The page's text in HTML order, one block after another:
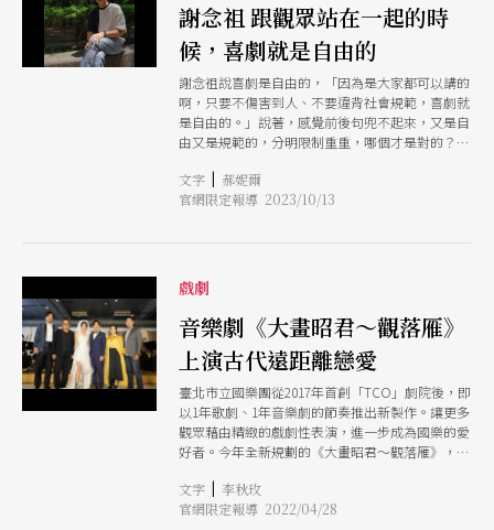
謝念祖 跟觀眾站在一起的時
候，喜劇就是自由的
謝念祖說喜劇是自由的，「因為是大家都可以講的
啊，只要不傷害到人、不要違背社會規範，喜劇就
是自由的。」說著，感覺前後句兜不起來，又是自
由又是規範的，分明限制重重，哪個才是對的？
非「容易」，喜劇和自由一樣，都不是件容易的事
情。他畢竟不是為了容易才做戲的，純粹就是喜歡
鍋》時，他的異質性就顯得更高了，創作思維開始
分成兩類：電視上的笑點以及劇場裡的幽默。總而
言之，其作品橫豎都得是好笑的，無論螢幕前或者
是劇場裡皆然，也必須如此他天生喜歡看大夥兒笑
成一片的樣子。 「我是國立藝術學院第8屆的，記
導演，只好展開徵選，要我們各自導一齣短劇呈
現。那時候我導了經典喜劇《誰在一壘》，大家看
了都好開心。不過，有個老師就問：『你一路走來
都做喜劇，這樣好嗎？』」謝念祖回憶大學的這段
往事，說的歷歷在目，他也清楚記得，自己那時候
還沒來得及回應這問句，另有位老師便率先開口：
「若有個人都去打NBA了，就不要讓他去踢足球
文字 | 郝妮爾
官網限定報導 2023/10/13
戲劇
音樂劇《大畫昭君～觀落雁》
上演古代遠距離戀愛
臺北市立國樂團從2017年首創「TCO」劇院後，即
以1年歌劇、1年音樂劇的節奏推出新製作。讓更多
觀眾藉由精緻的戲劇性表演，進一步成為國樂的愛
好者。今年全新規劃的《大畫昭君～觀落雁》，是
四大美人系列中的第3部古裝音樂劇作品。
文字 | 李秋玫
官網限定報導 2022/04/28